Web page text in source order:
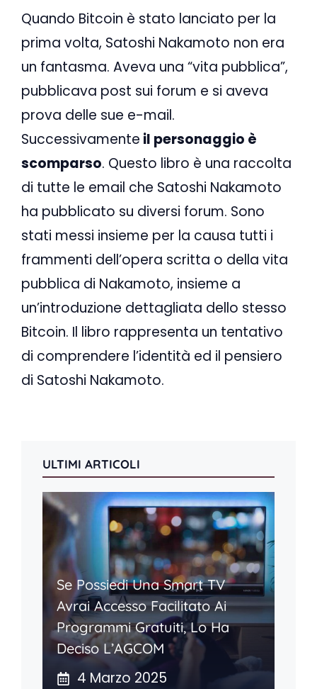
Quando Bitcoin è stato lanciato per la
prima volta, Satoshi Nakamoto non era
un fantasma. Aveva una “vita pubblica”,
pubblicava post sui forum e si aveva
prova delle sue e-mail.
Successivamente il personaggio è
scomparso. Questo libro è una raccolta
di tutte le email che Satoshi Nakamoto
ha pubblicato su diversi forum. Sono
stati messi insieme per la causa tutti i
frammenti dell’opera scritta o della vita
pubblica di Nakamoto, insieme a
un’introduzione dettagliata dello stesso
Bitcoin. Il libro rappresenta un tentativo
di comprendere l’identità ed il pensiero
di Satoshi Nakamoto.
ULTIMI ARTICOLI
Se Possiedi Una Smart TV
Avrai Accesso Facilitato Ai
Programmi Gratuiti, Lo Ha
Deciso L’AGCOM
4 Marzo 2025